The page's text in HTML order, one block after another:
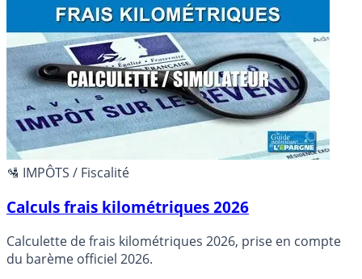
🛂 IMPÔTS / Fiscalité
Calculs frais kilométriques 2026
Calculette de frais kilométriques 2026, prise en compte
du barème officiel 2026.